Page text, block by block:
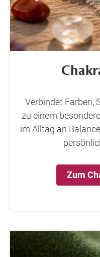
Verbindet Farben,
zu einem
im Alltag an
Zum